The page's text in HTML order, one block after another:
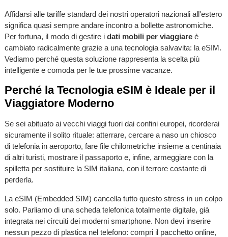
Affidarsi alle tariffe standard dei nostri operatori nazionali all'estero
significa quasi sempre andare incontro a bollette astronomiche.
Per fortuna, il modo di gestire i dati mobili per viaggiareè
cambiato radicalmente grazie a una tecnologia salvavita: la eSIM.
Vediamo perché questa soluzione rappresenta la scelta più
intelligente e comoda per le tue prossime vacanze.
Perché la Tecnologia eSIM è Ideale per il
Viaggiatore Moderno
Se sei abituato ai vecchi viaggi fuori dai confini europei, ricorderai
sicuramente il solito rituale: atterrare, cercare a naso un chiosco
di telefonia in aeroporto, fare file chilometriche insieme a centinaia
di altri turisti, mostrare il passaporto e, infine, armeggiare con la
spilletta per sostituire la SIM italiana, con il terrore costante di
perderla.
La eSIM (Embedded SIM) cancella tutto questo stress in un colpo
solo. Parliamo di una scheda telefonica totalmente digitale, già
integrata nei circuiti dei moderni smartphone. Non devi inserire
nessun pezzo di plastica nel telefono: compri il pacchetto online,